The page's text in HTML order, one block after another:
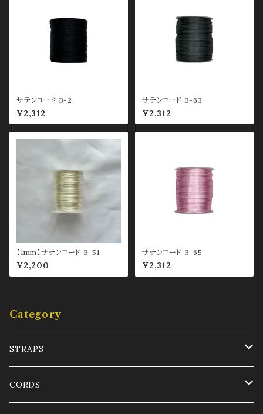
サテンコード B-2
¥2,312
サテンコード B-63
¥2,312
【1mm】サテンコード B-51
¥2,200
サテンコード B-65
¥2,312
Category
STRAPS
LONG
CORDS